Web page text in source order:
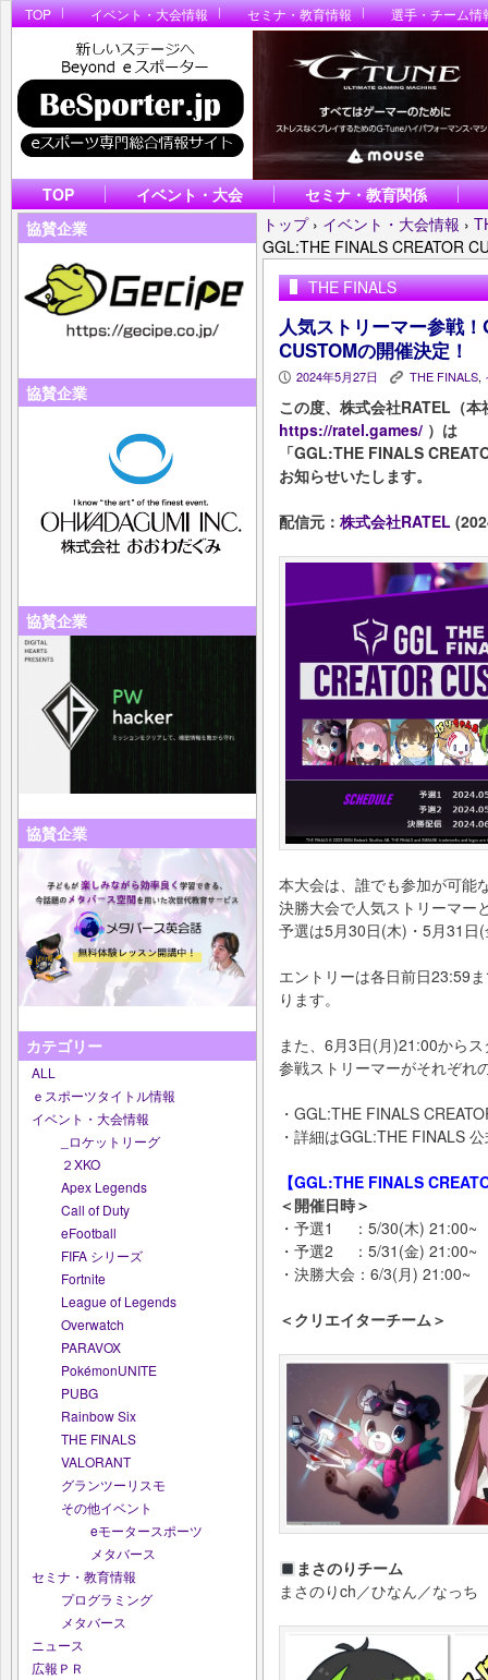
TOP イベント・大会情報 セミナ・教育情報 選手・チーム情
TOP イベント・大会
セミナ・教育関係
協賛企業
協賛企業
協賛企業
協賛企業
カテゴリー
ALL
ｅスポーツタイトル情報
イベント・大会情報
_ロケットリーグ
２XKO
Apex Legends
Call of Duty
eFootball
FIFA シリーズ
Fortnite
League of Legends
Overwatch
PARAVOX
PokémonUNITE
PUBG
Rainbow Six
THE FINALS
VALORANT
グランツーリスモ
その他イベント
eモータースポーツ
メタバース
セミナ・教育情報
プログラミング
メタバース
ニュース
広報ＰＲ
トップ › イベント・大会情報 ›
GGL:THE FINALS CREATOR
THE FINALS
人気ストリーマー参戦
CUSTOMの開催決定！
P 2024年5月27日 K THE FINALS,
この度、株式会社RATEL（
https://ratel.games/ ）は
「GGL:THE FINALS
お知らせいたします。
配信元： 株式会社RATEL
本大会は、誰でも参加が可能
決勝大会で人気ストリーマー
予選は5月30日(木)・5月31日
エントリーは各日前日23:59
ります。
また、6月3日(月)21:00から
参戦ストリーマーがそれぞれ
・GGL:THE FINALS
・詳細はGGL:THE FINALS
【GGL:THE FINALS
＜開催日時＞
・予選1 ：5/30(木) 21:00~
・予選2 ：5/31(金) 21:00~
・決勝大会：6/3(月) 21:00~
＜クリエイターチーム＞
まさのりチーム
まさのりch／ひなん／なっち